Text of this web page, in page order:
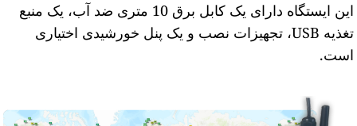
این ایستگاه دارای یک کابل برق 10 متری ضد آب، یک منبع
تغذیه USB، تجهیزات نصب و یک پنل خورشیدی اختیاری
است.